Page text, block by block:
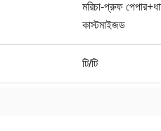
মরিচা-প্রুফ
কাস্টমাইজড
টি/টি